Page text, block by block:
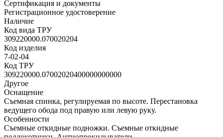
Сертификация и документы
Регистрационное удостоверение
Наличие
Код вида ТРУ
309220000.070020204
Код изделия
7-02-04
Код ТРУ
309220000.07002020400000000000
Другое
Оснащение
Съемная спинка, регулируемая по высоте. Перестановка
ведущего обода под правую или левую руку.
Особенности
Съемные откидные подножки. Съемные откидные